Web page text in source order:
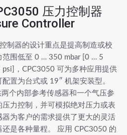
压力控制器
Controller
制器的设计重点是提高制造或校
范围低至 0 … 350 mbar [0 … 5
，CPC3050 可为多种应用提供
置为台式或 19″ 机架安装型。
个内部参考传感器和一个气压参
力控制，并可模拟绝对压力或表
为客户的需求提供了更大的灵活
是各种量程。 应用 CPC3050 的